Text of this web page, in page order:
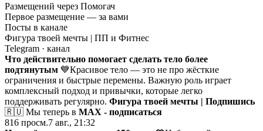
Размещений через Помогач
Первое размещение — за вами
Посты в канале
Фигура твоей мечты | ПП и Фитнес
Telegram · канал
Что действительно помогает сделать тело более
подтянутым 💙Красивое тело — это не про жёсткие
ограничения и быстрые перемены. Важную роль играет
комплексный подход и привычки, которые легко
поддерживать регулярно. Фигура твоей мечты | Подпишись
🇷🇺 Мы теперь в MAX - подписаться
816 просм.7 авг., 21:32